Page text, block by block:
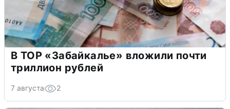
В ТОР «Забайкалье» вложили почти
триллион рублей
7 августа 2